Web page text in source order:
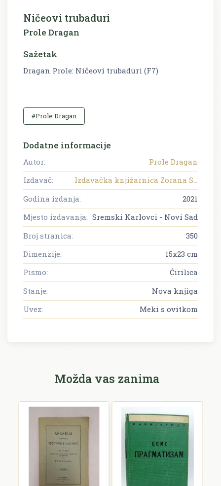
Ničeovi trubaduri
Prole Dragan
Sažetak
Dragan Prole: Ničeovi trubaduri (F7)
#Prole Dragan
Dodatne informacije
Autor:
Prole Dragan
Izdavač:
Izdavačka knjižarnica Zorana S...
Godina izdanja:
2021
Mjesto izdavanja: Sremski Karlovci - Novi Sad
Broj stranica:
350
Dimenzije:
15x23 cm
Pismo:
Ćirilica
Stanje:
Nova knjiga
Uvez:
Meki s ovitkom
Možda vas zanima